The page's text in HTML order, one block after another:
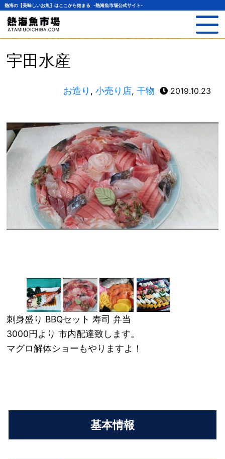
熱海の【美味しいお魚】はここから始まる -熱海魚市場公式サイト-
宇田水産
お造り ,小売り店,干物 2019.10.23
刺身盛り BBQセット 寿司 弁当
3000円より 市内配達致します。
マグロ解体ショーもやりますよ！
基本情報